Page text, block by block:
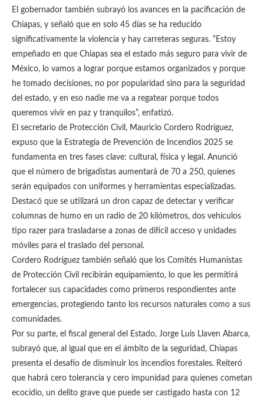
El gobernador también subrayó los avances en la pacificación de
Chiapas, y señaló que en solo 45 días se ha reducido
significativamente la violencia y hay carreteras seguras. “Estoy
empeñado en que Chiapas sea el estado más seguro para vivir de
México, lo vamos a lograr porque estamos organizados y porque
he tomado decisiones, no por popularidad sino para la seguridad
del estado, y en eso nadie me va a regatear porque todos
queremos vivir en paz y tranquilos”, enfatizó.
El secretario de Protección Civil, Mauricio Cordero Rodríguez,
expuso que la Estrategia de Prevención de Incendios 2025 se
fundamenta en tres fases clave: cultural, física y legal. Anunció
que el número de brigadistas aumentará de 70 a 250, quienes
serán equipados con uniformes y herramientas especializadas.
Destacó que se utilizará un dron capaz de detectar y verificar
columnas de humo en un radio de 20 kilómetros, dos vehículos
tipo razer para trasladarse a zonas de difícil acceso y unidades
móviles para el traslado del personal.
Cordero Rodríguez también señaló que los Comités Humanistas
de Protección Civil recibirán equipamiento, lo que les permitirá
fortalecer sus capacidades como primeros respondientes ante
emergencias, protegiendo tanto los recursos naturales como a sus
comunidades.
Por su parte, el fiscal general del Estado, Jorge Luis Llaven Abarca,
subrayó que, al igual que en el ámbito de la seguridad, Chiapas
presenta el desafío de disminuir los incendios forestales. Reiteró
que habrá cero tolerancia y cero impunidad para quienes cometan
ecocidio, un delito grave que puede ser castigado hasta con 12